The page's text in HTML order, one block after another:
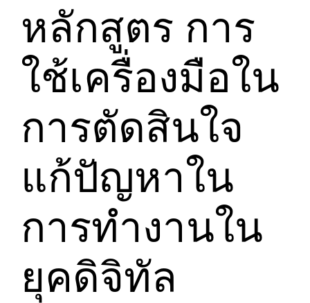
หลักสูตร การ
ใช้เครื่องมือใน
การตัดสินใจ
แก้ปัญหาใน
การทำงานใน
ยุคดิจิทัล